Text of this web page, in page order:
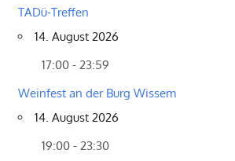
TADü-Treffen
14. August 2026
17:00 - 23:59
Weinfest an der Burg Wissem
14. August 2026
19:00 - 23:30